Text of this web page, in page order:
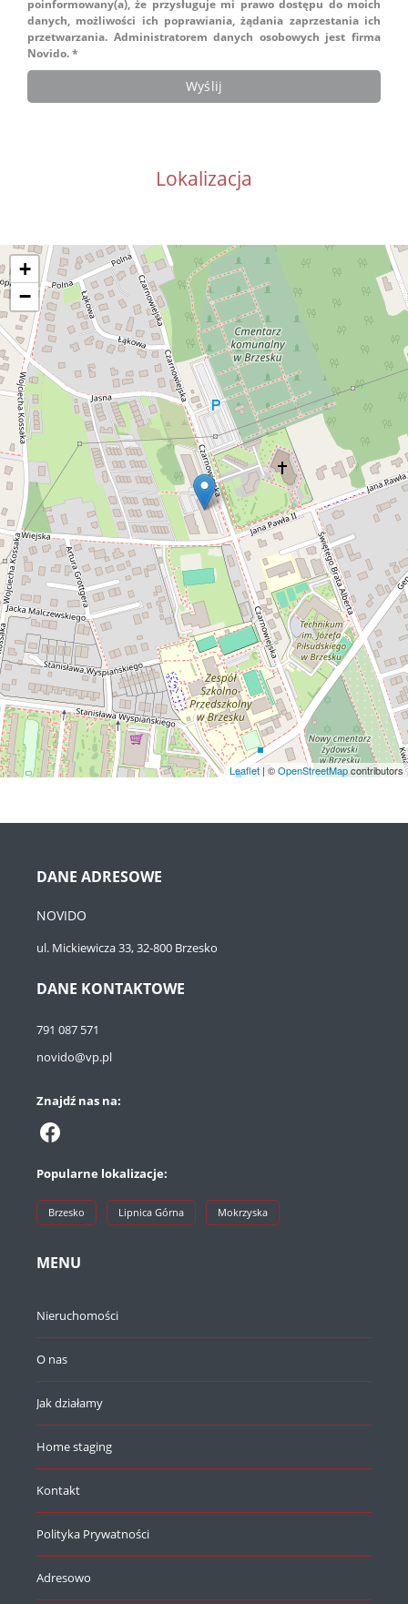
poinformowany(a), że przysługuje mi prawo dostępu do moich
danych, możliwości ich poprawiania, żądania zaprzestania ich
przetwarzania. Administratorem danych osobowych jest firma
Novido. *
Lokalizacja
+
−
Leaflet | ©OpenStreetMapcontributors
DANE ADRESOWE
NOVIDO
ul. Mickiewicza 33, 32-800 Brzesko
DANE KONTAKTOWE
791 087 571
novido@vp.pl
Znajdź nas na:
Popularne lokalizacje:
Brzesko Lipnica Górna Mokrzyska
MENU
Nieruchomości
O nas
Jak działamy
Home staging
Kontakt
Polityka Prywatności
Adresowo